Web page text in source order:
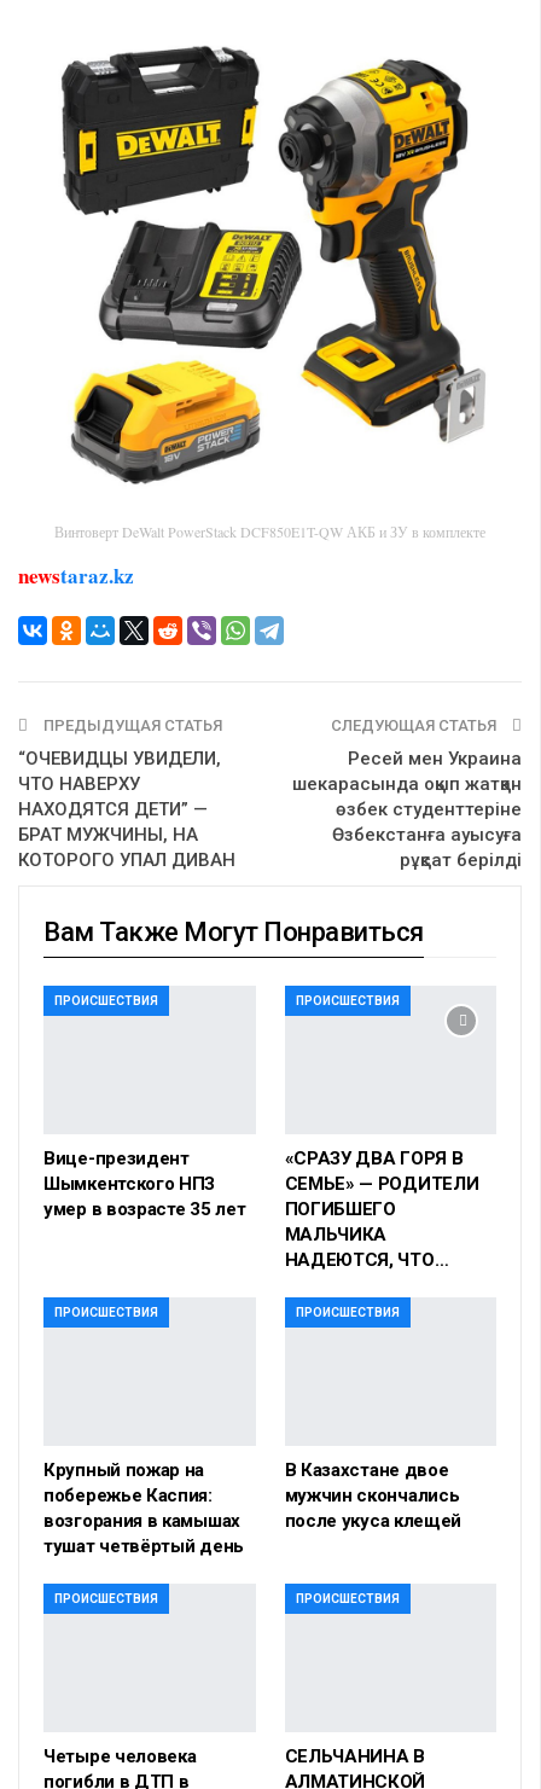
Винтоверт DeWalt PowerStack DCF850E1T-QW АКБ и ЗУ в комплекте
newstaraz.kz
ПРЕДЫДУЩАЯ СТАТЬЯ
“ОЧЕВИДЦЫ УВИДЕЛИ,
ЧТО НАВЕРХУ
НАХОДЯТСЯ ДЕТИ” —
БРАТ МУЖЧИНЫ, НА
КОТОРОГО УПАЛ ДИВАН
СЛЕДУЮЩАЯ СТАТЬЯ
Ресей мен Украина
шекарасында оқып жатқан
өзбек студенттеріне
Өзбекстанға ауысуға
рұқсат берілді
Вам Также Могут Понравиться
ПРОИСШЕСТВИЯ
Вице-президент
Шымкентского НПЗ
умер в возрасте 35 лет
ПРОИСШЕСТВИЯ
«СРАЗУ ДВА ГОРЯ В
СЕМЬЕ» — РОДИТЕЛИ
ПОГИБШЕГО
МАЛЬЧИКА
НАДЕЮТСЯ, ЧТО…
ПРОИСШЕСТВИЯ
Крупный пожар на
побережье Каспия:
возгорания в камышах
тушат четвёртый день
ПРОИСШЕСТВИЯ
В Казахстане двое
мужчин скончались
после укуса клещей
ПРОИСШЕСТВИЯ
Четыре человека
погибли в ДТП в
ПРОИСШЕСТВИЯ
СЕЛЬЧАНИНА В
АЛМАТИНСКОЙ